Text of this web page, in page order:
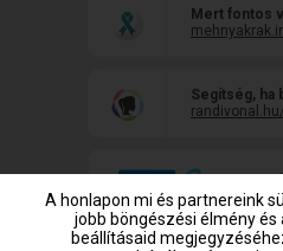
Mert fontos
Segítség, ha
A honlapon mi és partnereink
jobb böngészési élmény
beállításaid